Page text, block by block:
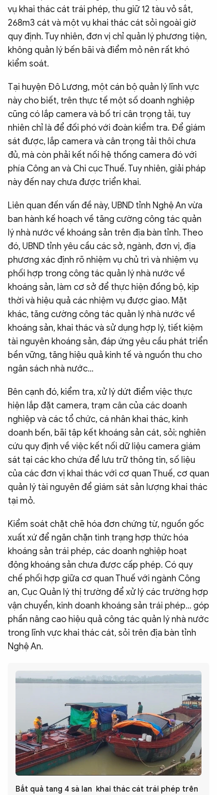
vụ khai thác cát trái phép, thu giữ 12 tàu vỏ sắt,
268m3 cát và một vụ khai thác cát sỏi ngoài giờ
quy định. Tuy nhiên, đơn vị chỉ quản lý phương tiện,
không quản lý bến bãi và điểm mỏ nên rất khó
kiểm soát.
Tại huyện Đô Lương, một cán bộ quản lý lĩnh vực
này cho biết, trên thực tế một số doanh nghiệp
cũng có lắp camera và bố trí cân trọng tải, tuy
nhiên chỉ là để đối phó với đoàn kiểm tra. Để giám
sát được, lắp camera và cân trọng tải thôi chưa
đủ, mà còn phải kết nối hệ thống camera đó với
phía Công an và Chi cục Thuế. Tuy nhiên, giải pháp
này đến nay chưa được triển khai.
Liên quan đến vấn đề này, UBND tỉnh Nghệ An vừa
ban hành kế hoạch về tăng cường công tác quản
lý nhà nước về khoáng sản trên địa bàn tỉnh. Theo
đó, UBND tỉnh yêu cầu các sở, ngành, đơn vị, địa
phương xác định rõ nhiệm vụ chủ trì và nhiệm vụ
phối hợp trong công tác quản lý nhà nước về
khoáng sản, làm cơ sở để thực hiện đồng bộ, kịp
thời và hiệu quả các nhiệm vụ được giao. Mặt
khác, tăng cường công tác quản lý nhà nước về
khoáng sản, khai thác và sử dụng hợp lý, tiết kiệm
tài nguyên khoáng sản, đáp ứng yêu cầu phát triển
bền vững, tăng hiệu quả kinh tế và nguồn thu cho
ngân sách nhà nước…
Bên cạnh đó, kiểm tra, xử lý dứt điểm việc thực
hiện lắp đặt camera, trạm cân của các doanh
nghiệp và các tổ chức, cá nhân khai thác, kinh
doanh bến, bãi tập kết khoáng sản cát, sỏi; nghiên
cứu quy định về việc kết nối dữ liệu camera giám
sát tại các kho chứa để lưu trữ thông tin, số liệu
của các đơn vị khai thác với cơ quan Thuế, cơ quan
quản lý tài nguyên để giám sát sản lượng khai thác
tại mỏ.
Kiểm soát chặt chẽ hóa đơn chứng từ, nguồn gốc
xuất xứ để ngăn chặn tình trạng hợp thức hóa
khoáng sản trái phép, các doanh nghiệp hoạt
động khoáng sản chưa được cấp phép. Có quy
chế phối hợp giữa cơ quan Thuế với ngành Công
an, Cục Quản lý thị trường để xử lý các trường hợp
vận chuyển, kinh doanh khoáng sản trái phép… góp
phần nâng cao hiệu quả công tác quản lý nhà nước
trong lĩnh vực khai thác cát, sỏi trên địa bàn tỉnh
Nghệ An.
Bắt quả tang 4 sà lan khai thác cát trái phép trên